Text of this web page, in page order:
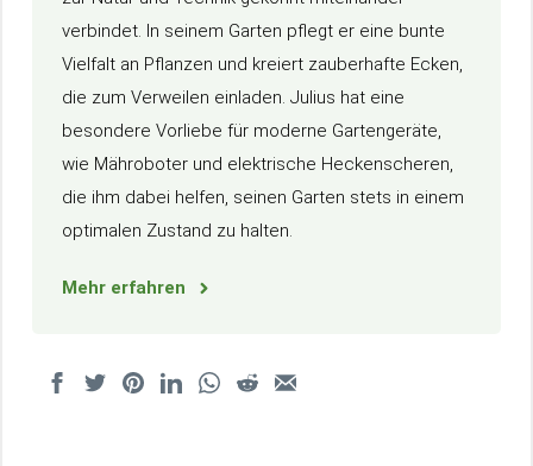
verbindet. In seinem Garten pflegt er eine bunte
Vielfalt an Pflanzen und kreiert zauberhafte Ecken,
die zum Verweilen einladen. Julius hat eine
besondere Vorliebe für moderne Gartengeräte,
wie Mähroboter und elektrische Heckenscheren,
die ihm dabei helfen, seinen Garten stets in einem
optimalen Zustand zu halten.
Mehr erfahren